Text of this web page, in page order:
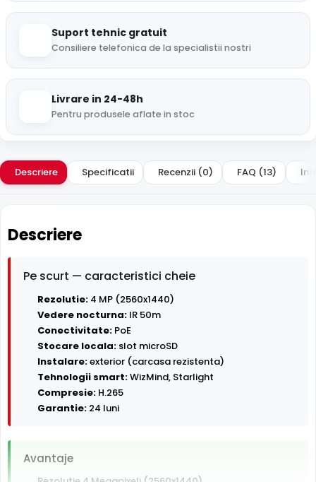
Suport tehnic gratuit
Consiliere telefonica de la specialistii nostri
Livrare in 24-48h
Pentru produsele aflate in stoc
Descriere Specificatii Recenzii (0) FAQ (13)
Descriere
Pe scurt — caracteristici cheie
Rezolutie: 4 MP (2560x1440)
Vedere nocturna: IR 50m
Conectivitate: PoE
Stocare locala: slot microSD
Instalare:exterior (carcasa rezistenta)
Tehnologii smart:WizMind, Starlight
Compresie: H.265
Garantie: 24 luni
Avantaje